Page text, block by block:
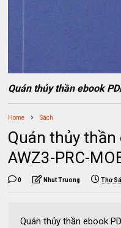
Quán thủy thần ebook
Home Sách
Quán thủy thần
AWZ3-PRC-
0 Nhut Truong Thứ
Quán thủy thần ebook